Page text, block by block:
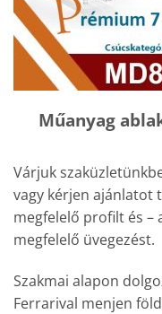
Műanyag
Várjuk
vagy kérjen ajánlatot
megfelelő profilt és –
megfelelő üvegezést.
Szakmai alapon
Ferrarival menjen